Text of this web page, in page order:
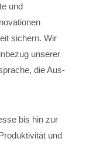
und
sichern. Wir
unserer
die Aus-
bis hin zur
und